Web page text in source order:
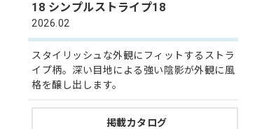
18 シンプルストライプ18
2026.02
スタイリッシュな外観にフィットするストラ
イプ柄。深い目地による強い陰影が外観に風
格を醸し出します。
掲載カタログ